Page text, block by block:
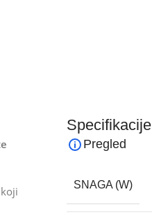
Specifikacije
Pregled
SNAGA (W)